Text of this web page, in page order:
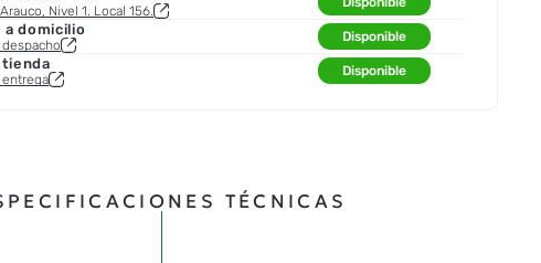
Nivel 1. Local 156.
a domicilio Disponible
Disponible
TÉCNICAS